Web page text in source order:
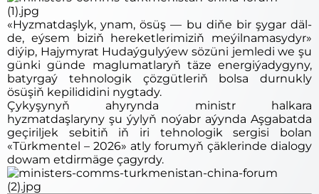
«Hyzmatdaşlyk, ynam, ösüş — bu diňe bir şygar däl-
de, eýsem biziň hereketlerimiziň meýilnamasydyr»
diýip, Hajymyrat Hudaýgulyýew sözüni jemledi we şu
günki günde maglumatlaryň täze energiýadygyny,
batyrgaý tehnologik çözgütleriň bolsa durnukly
ösüşiň kepilididini nygtady.
Çykyşynyň ahyrynda ministr halkara
hyzmatdaşlaryny şu ýylyň noýabr aýynda Aşgabatda
geçiriljek sebitiň iň iri tehnologik sergisi bolan
«Türkmentel – 2026» atly forumyň çäklerinde dialogy
dowam etdirmäge çagyrdy.